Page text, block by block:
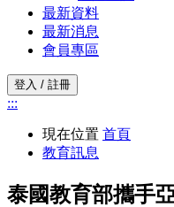
最新資料
最新消息
會員專區
登入 / 註冊
:::
現在位置 首頁
教育訊息
泰國教育部攜手